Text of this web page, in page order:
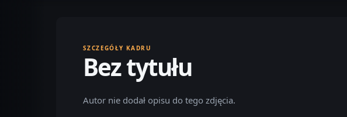
SZCZEGÓŁY KADRU
Bez tytułu
Autor nie dodał opisu do tego zdjęcia.